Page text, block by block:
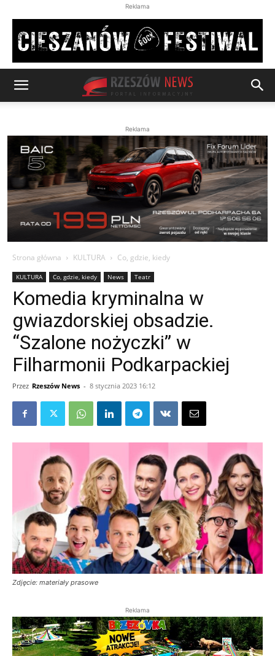
Reklama
Reklama
Strona główna KULTURA Co, gdzie, kiedy
KULTURA Co, gdzie, kiedy News Teatr
Komedia kryminalna w
gwiazdorskiej obsadzie.
“Szalone nożyczki” w
Filharmonii Podkarpackiej
Przez Rzeszów News - 8 stycznia 2023 16:12
Zdjęcie: materiały prasowe
Reklama